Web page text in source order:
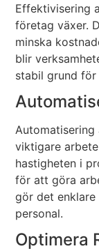
Effektivisering
företag växer.
minska
blir
stabil grund
viktigare
hastigheten i
för att göra
gör det
personal.
Optimera